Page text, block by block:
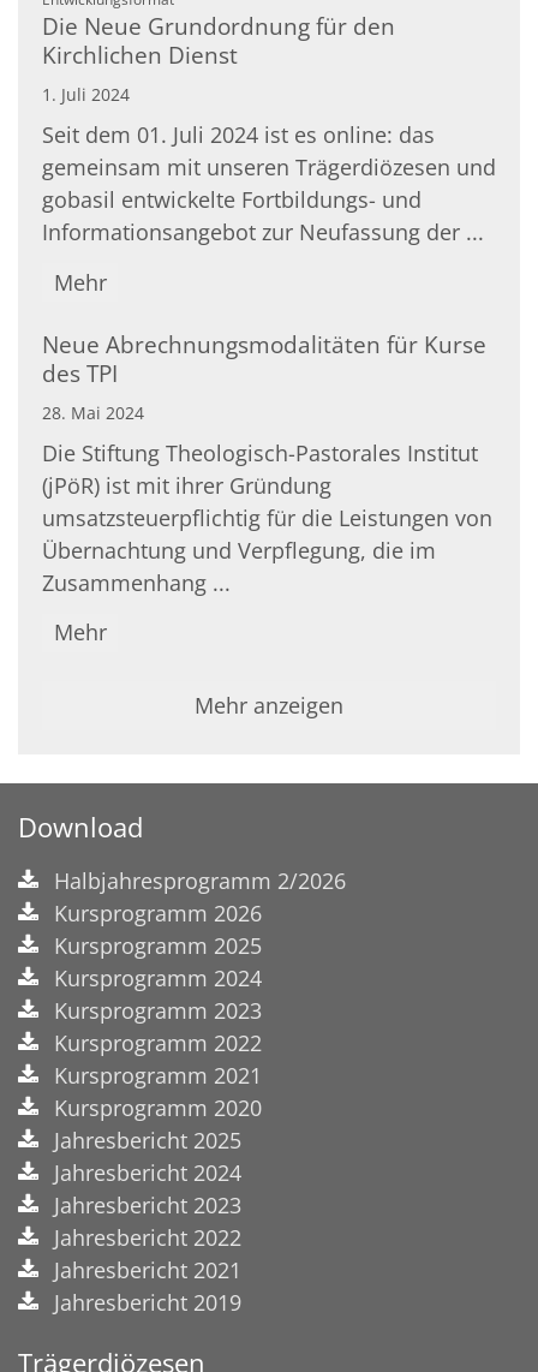
Die Neue Grundordnung für den
Kirchlichen Dienst
1. Juli 2024
Seit dem 01. Juli 2024 ist es online: das
gemeinsam mit unseren Trägerdiözesen und
gobasil entwickelte Fortbildungs- und
Informationsangebot zur Neufassung der ...
Mehr
Neue Abrechnungsmodalitäten für Kurse
des TPI
28. Mai 2024
Die Stiftung Theologisch-Pastorales Institut
(jPöR) ist mit ihrer Gründung
umsatzsteuerpflichtig für die Leistungen von
Übernachtung und Verpflegung, die im
Zusammenhang ...
Mehr
Mehr anzeigen
Download
Halbjahresprogramm 2/2026
Kursprogramm 2026
Kursprogramm 2025
Kursprogramm 2024
Kursprogramm 2023
Kursprogramm 2022
Kursprogramm 2021
Kursprogramm 2020
Jahresbericht 2025
Jahresbericht 2024
Jahresbericht 2023
Jahresbericht 2022
Jahresbericht 2021
Jahresbericht 2019
Trägerdiözesen